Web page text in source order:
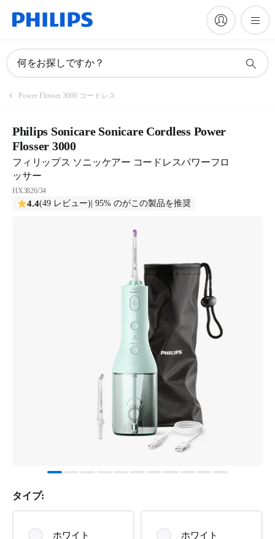
何をお探しですか？
Power Flosser 3000 コードレス
Philips Sonicare Sonicare Cordless Power
Flosser 3000
フィリップス ソニッケアー コードレスパワーフロ
ッサー
HX3826/34
4.4(49 レビュー) | 95% のがこの製品を推奨
タイプ:
ホワイト ホワイト